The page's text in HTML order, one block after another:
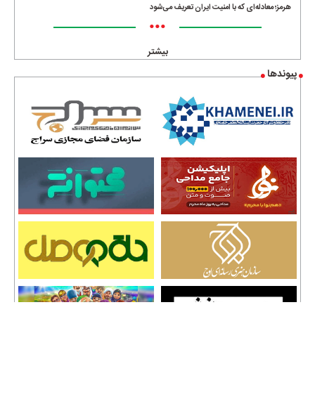
هرمز؛ معادله‌ای که با امنیت ایران تعریف می‌شود
•••
بیشتر
پیوندها